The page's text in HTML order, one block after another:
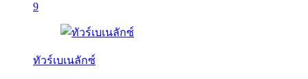
9
ทัวร์เบเนลักซ์